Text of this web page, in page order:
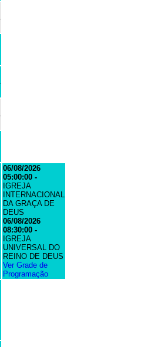
06/08/2026
05:00:00 -
IGREJA
INTERNACIONAL
DA GRAÇA DE
DEUS
06/08/2026
08:30:00 -
IGREJA
UNIVERSAL DO
REINO DE DEUS
Ver Grade de
Programação